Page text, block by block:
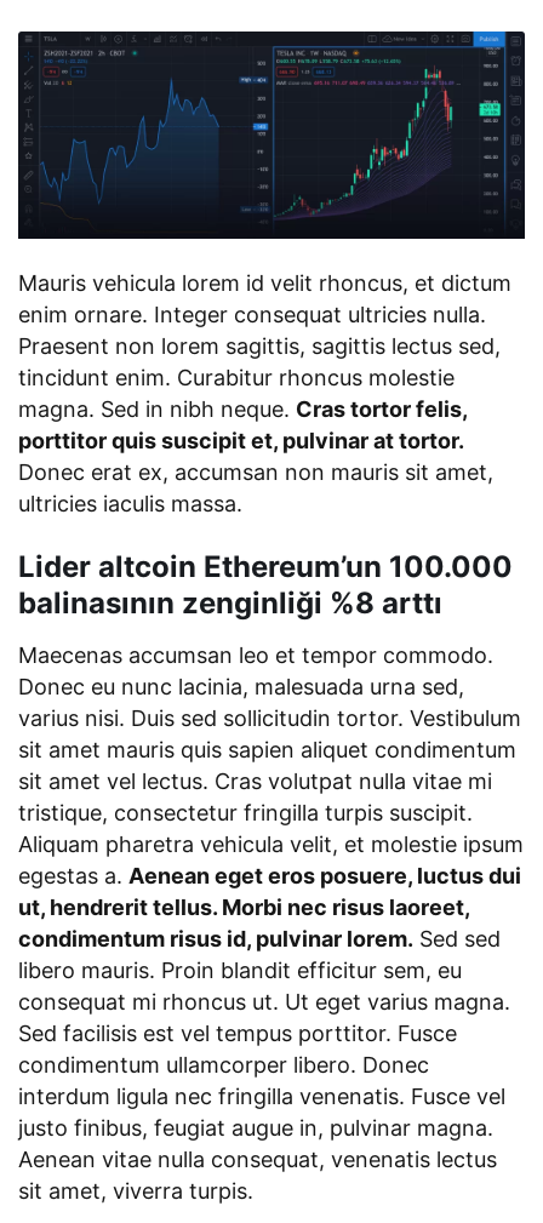
Mauris vehicula lorem id velit rhoncus, et dictum
enim ornare. Integer consequat ultricies nulla.
Praesent non lorem sagittis, sagittis lectus sed,
tincidunt enim. Curabitur rhoncus molestie
magna. Sed in nibh neque. Cras tortor felis,
porttitor quis suscipit et, pulvinar at tortor.
Donec erat ex, accumsan non mauris sit amet,
ultricies iaculis massa.
Lider altcoin Ethereum’un 100.000
balinasının zenginliği %8 arttı
Maecenas accumsan leo et tempor commodo.
Donec eu nunc lacinia, malesuada urna sed,
varius nisi. Duis sed sollicitudin tortor. Vestibulum
sit amet mauris quis sapien aliquet condimentum
sit amet vel lectus. Cras volutpat nulla vitae mi
tristique, consectetur fringilla turpis suscipit.
Aliquam pharetra vehicula velit, et molestie ipsum
egestas a. Aenean eget eros posuere, luctus dui
ut, hendrerit tellus. Morbi nec risus laoreet,
condimentum risus id, pulvinar lorem. Sed sed
libero mauris. Proin blandit efficitur sem, eu
consequat mi rhoncus ut. Ut eget varius magna.
Sed facilisis est vel tempus porttitor. Fusce
condimentum ullamcorper libero. Donec
interdum ligula nec fringilla venenatis. Fusce vel
justo finibus, feugiat augue in, pulvinar magna.
Aenean vitae nulla consequat, venenatis lectus
sit amet, viverra turpis.